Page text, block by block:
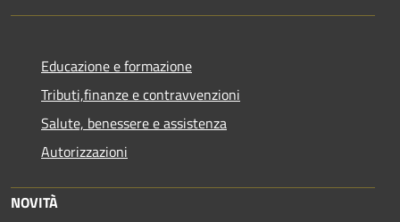
Educazione e formazione
Tributi,finanze e contravvenzioni
Salute, benessere e assistenza
Autorizzazioni
NOVITÀ